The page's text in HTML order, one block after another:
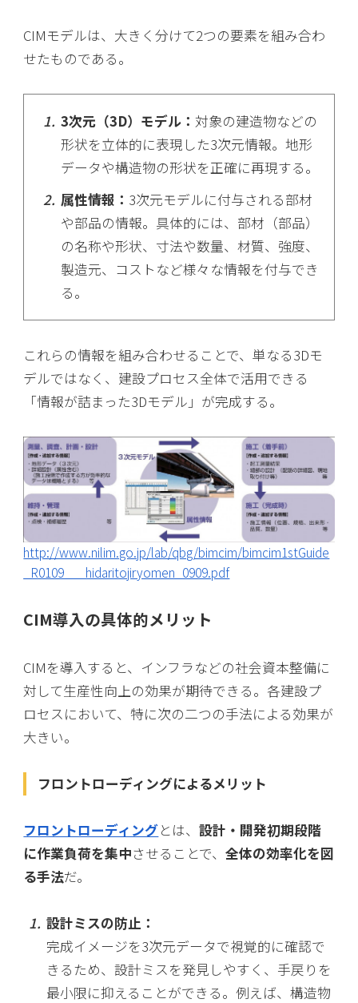
CIMモデルは、大きく分けて2つの要素を組み合わ
せたものである。
3次元（3D）モデル： 対象の建造物などの
形状を立体的に表現した3次元情報。地形
データや構造物の形状を正確に再現する。
属性情報： 3次元モデルに付与される部材
や部品の情報。具体的には、部材（部品）
の名称や形状、寸法や数量、材質、強度、
製造元、コストなど様々な情報を付与でき
る。
これらの情報を組み合わせることで、単なる3Dモ
デルではなく、建設プロセス全体で活用できる
「情報が詰まった3Dモデル」が完成する。
http://www.nilim.go.jp/lab/qbg/bimcim/bimcim1stGuide
_R0109___hidaritojiryomen_0909.pdf
CIM導入の具体的メリット
CIMを導入すると、インフラなどの社会資本整備に
対して生産性向上の効果が期待できる。各建設プ
ロセスにおいて、特に次の二つの手法による効果が
大きい。
フロントローディングによるメリット
フロントローディングとは、設計・開発初期段階
に作業負荷を集中させることで、全体の効率化を図
る手法だ。
設計ミスの防止：
完成イメージを3次元データで視覚的に確認で
きるため、設計ミスを発見しやすく、手戻りを
最小限に抑えることができる。例えば、構造物